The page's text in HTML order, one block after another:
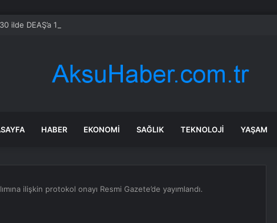
30 ilde DEAŞ’a 104 gözaltı!
HABER EKONOMI SAĞLIK TEKNOLOJI YAŞAM
ilişkin protokol onayı Resmi Gazete’de yayımlandı.